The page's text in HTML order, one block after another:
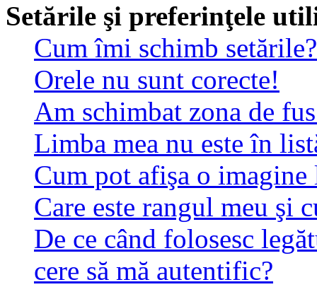
Setările şi preferinţele
Cum îmi schimb setările?
Orele nu sunt corecte!
Am schimbat zona de
Limba mea nu este în
Cum pot afişa o
Care este rangul meu şi
De ce când folosesc
cere să mă autentific?